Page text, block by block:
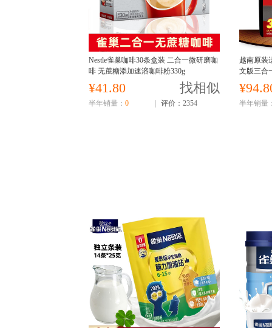
Nestle雀巢咖啡30条盒装 二合一微研磨咖
啡 无蔗糖添加速溶咖啡粉330g
¥41.80 找相似
半年销量： 0 评价：2354
越南原装
文版三合
饮品学生
半年销量